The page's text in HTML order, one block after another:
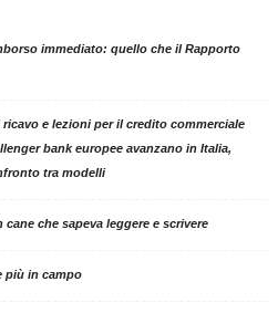
immediato: quello che il Rapporto
e lezioni per il credito commerciale
bank europee avanzano in Italia,
tra modelli
che sapeva leggere e scrivere
più in campo